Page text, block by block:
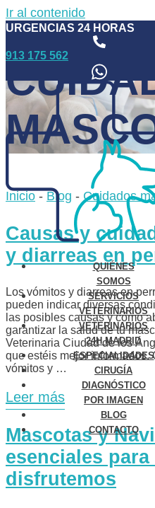
Ir al contenido
URGENCIAS 24 HORAS
913 175 562
QUIÉNES
SOMOS
SERVICIOS
VETERINARIOS
VETERINARIOS
24H MADRID
ESPECIALIDADES
CIRUGÍA
DIAGNÓSTICO
POR IMAGEN
BLOG
CONTACTO
Inicio-Blog - Cuidados
Causas y
y diarreas en
Los vómitos y diarreas en
pueden indicar diversas
las posibles causas y cómo
garantizar la salud de tu
Veterinaria Ciudad de los
que estéis mejor informados.
vómitos y …
Leer más
Mascotas y
esenciales
disfrutemos